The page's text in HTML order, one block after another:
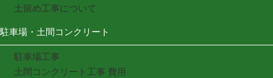
土留め工事について
駐車場・土間コンクリート
駐車場工事
土間コンクリート工事 費用